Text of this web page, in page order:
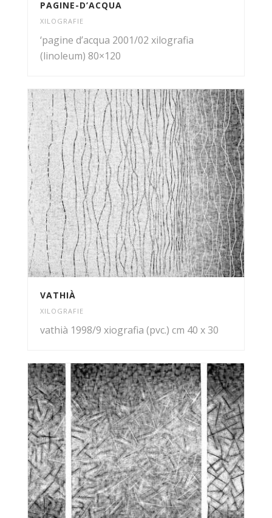
PAGINE-D’ACQUA
XILOGRAFIE
‘pagine d’acqua 2001/02 xilografia
(linoleum) 80×120
VATHIÀ
XILOGRAFIE
vathià 1998/9 xiografia (pvc.) cm 40 x 30